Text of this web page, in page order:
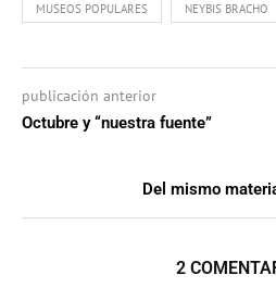
MUSEOS POPULARES NEYBIS BRACHO
publicación anterior
Octubre y “nuestra fuente”
Del mismo
2